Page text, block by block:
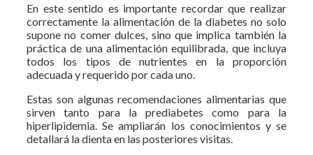
En este sentido es importante recordar que realizar
correctamente la alimentación de la diabetes no solo
supone no comer dulces, sino que implica también la
práctica de una alimentación equilibrada, que incluya
todos los tipos de nutrientes en la proporción
adecuada y requerido por cada uno.
Estas son algunas recomendaciones alimentarias que
sirven tanto para la prediabetes como para la
hiperlipidemia. Se ampliarán los conocimientos y se
detallará la dienta en las posteriores visitas.